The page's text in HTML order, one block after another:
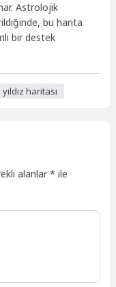
Astrolojik
bu harita
bir destek
yıldız haritası
alanlar* ile